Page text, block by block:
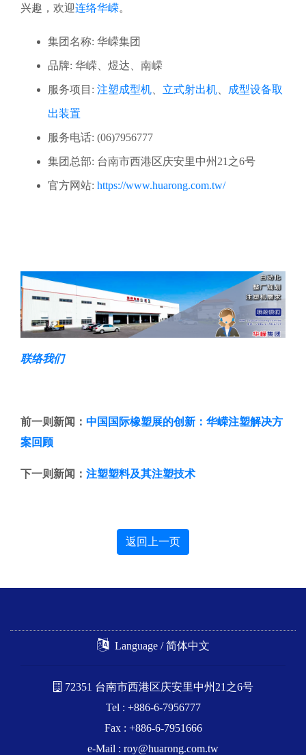
兴趣，欢迎连络华嵘。
集团名称: 华嵘集团
品牌: 华嵘、煜达、南嵘
服务项目: 注塑成型机 立式射出机 成型设备取
出装置
服务电话: (06)7956777
集团总部: 台南市西港区庆安里中州21之6号
官方网站: https://www.huarong.com.tw/
联络我们
前一则新闻： 中国国际橡塑展的创新：华嵘注塑解决方
案回顾
下一则新闻： 注塑塑料及其注塑技术
返回上一页
Language / 简体中文
72351 台南市西港区庆安里中州21之6号
Tel : +886-6-7956777
Fax : +886-6-7951666
e-Mail : roy@huarong.com.tw